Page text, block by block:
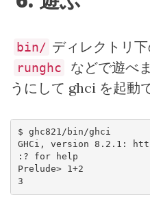
bin/ ディレクトリ下
runghc
などで遊べ
うにして ghci を起動
$ ghc821/bin/ghci
GHCi, version 8.2.1:
:? for help
Prelude> 1+2
3